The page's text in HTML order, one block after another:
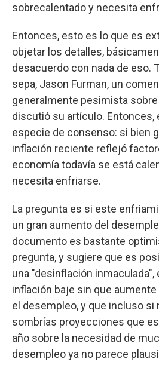
sobrecalentado y necesita
Entonces, esto es lo que es
objetar los detalles,
desacuerdo con nada de eso.
sepa, Jason Furman, un
generalmente pesimista
discutió su artículo. Entonces,
especie de consenso: si bien
inflación reciente reflejó
economía todavía se está
necesita enfriarse.
La pregunta es si este
un gran aumento del
documento es bastante
pregunta, y sugiere que es
una "desinflación inmaculada",
inflación baje sin que
el desempleo, y que incluso si
sombrías proyecciones que
año sobre la necesidad de
desempleo ya no parece